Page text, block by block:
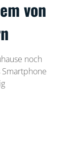
von
noch